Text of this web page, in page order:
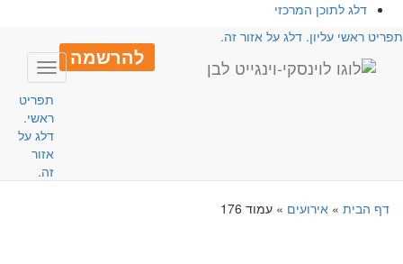
דלג לתוכן המרכזי
ראשי עליון. דלג על אזור זה.
להרשמה
Toggle
תפריט
ראשי.
דלג על
אזור
זה.
דף הבית» אירועים» עמוד 176